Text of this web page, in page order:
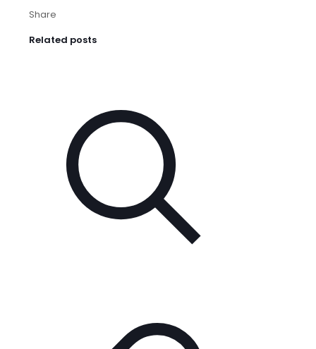
Share
Related posts